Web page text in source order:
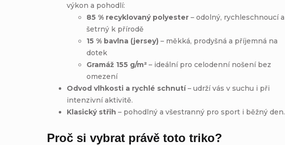
výkon a pohodlí:
85 % recyklovaný polyester – odolný, rychleschnoucí a
šetrný k přírodě
15 % bavlna (jersey) – měkká, prodyšná a příjemná na
dotek
Gramáž 155 g/m² – ideální pro celodenní nošení bez
omezení
Odvod vlhkosti a rychlé schnutí– udrží vás v suchu i při
intenzivní aktivitě.
Klasický střih – pohodlný a všestranný pro sport i běžný den.
Proč si vybrat právě toto triko?